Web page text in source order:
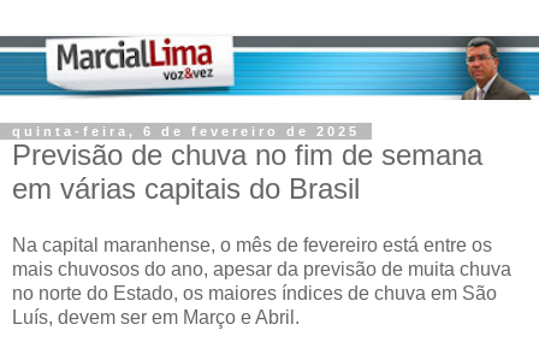
quinta-feira, 6 de fevereiro de 2025
Previsão de chuva no fim de semana
em várias capitais do Brasil
Na capital maranhense, o mês de fevereiro está entre os
mais chuvosos do ano, apesar da previsão de muita chuva
no norte do Estado, os maiores índices de chuva em São
Luís, devem ser em Março e Abril.